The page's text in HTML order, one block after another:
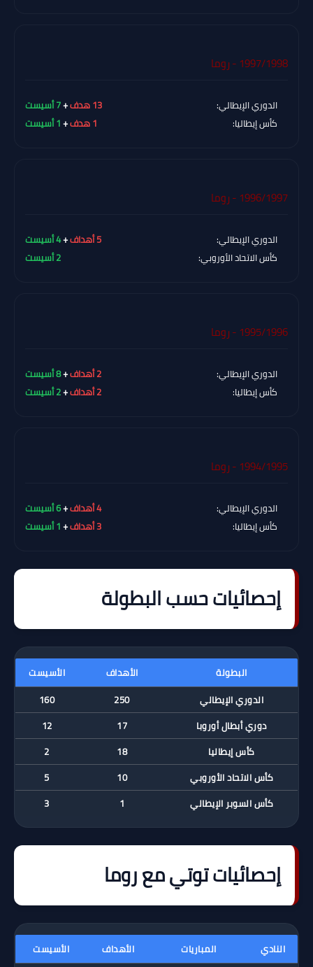
1997/1998 - روما
الدوري الإيطالي: +7 أسيست
كأس إيطاليا:
+1 أسيست
1996/1997 - روما
الدوري الإيطالي: +4 أسيست
كأس الاتحاد الأوروبي:
1995/1996 - روما
الدوري الإيطالي: +8 أسيست
كأس إيطاليا:
+2 أسيست
1994/1995 - روما
الدوري الإيطالي: +6 أسيست
كأس إيطاليا:
+1 أسيست
إحصائيات حسب البطولة
البطولة الأهداف
الأسيست
الدوري الإيطالي
250
160
دوري أبطال أوروبا
كأس إيطاليا
كأس الاتحاد الأوروبي
كأس السوبر الإيطالي
إحصائيات توتي مع روما
النادي المباريات الأهداف
الأسيست